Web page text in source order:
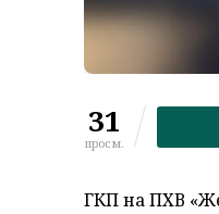
31
просм.
ГКП на ПХВ